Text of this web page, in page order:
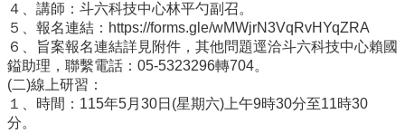
力
宇
教
育
平
台
４、講師：斗六科技中心林平勺副召。
５、報名連結：https://forms.gle/wMWjrN3VqRvHYqZRA
６、旨案報名連結詳見附件，其他問題逕洽斗六科技中心賴國
鎰助理，聯繫電話：05-5323296轉704。
(二)線上研習：
１、時間：115年5月30日(星期六)上午9時30分至11時30
分。